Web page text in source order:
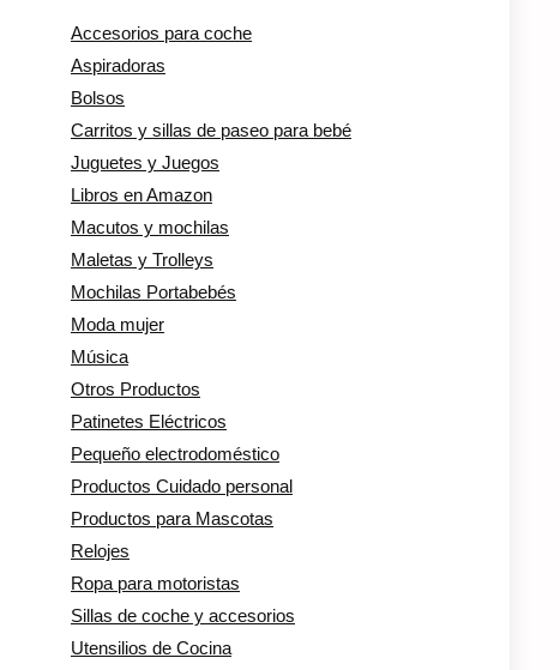
Accesorios para coche
Aspiradoras
Bolsos
Carritos y sillas de paseo para bebé
Juguetes y Juegos
Libros en Amazon
Macutos y mochilas
Maletas y Trolleys
Mochilas Portabebés
Moda mujer
Música
Otros Productos
Patinetes Eléctricos
Pequeño electrodoméstico
Productos Cuidado personal
Productos para Mascotas
Relojes
Ropa para motoristas
Sillas de coche y accesorios
Utensilios de Cocina